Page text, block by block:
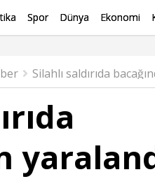
Spor Dünya Ekonomi